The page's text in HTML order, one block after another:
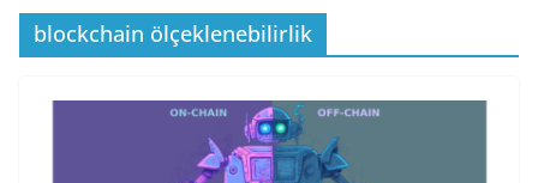
blockchain ölçeklenebilirlik